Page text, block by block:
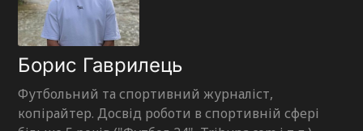
Борис Гаврилець
Футбольний та спортивний журналіст,
копірайтер. Досвід роботи в спортивній сфері